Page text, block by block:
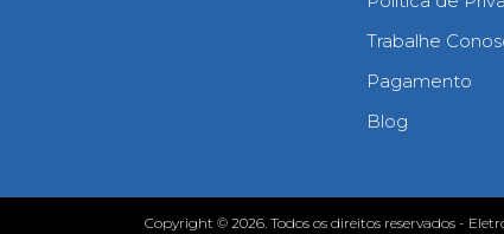
Trabalhe
Pagamento
Blog
Copyright © 2026. Todos os direitos reservados -